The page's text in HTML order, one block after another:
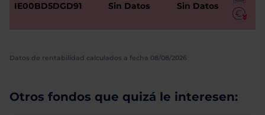
IE00BD5DGD91 Sin Datos Sin Datos
Datos de rentabilidad calculados a fecha 08/08/2026
Otros fondos que quizá le interesen: